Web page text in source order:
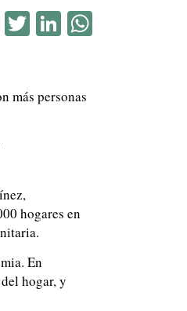
Facebook
TwitterLinkedIn
más personas
hogares en
En
hogar, y